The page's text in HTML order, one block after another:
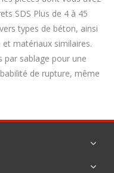
SDS Plus de 4 à 45
types de béton, ainsi
matériaux similaires.
par sablage pour une
de rupture, même